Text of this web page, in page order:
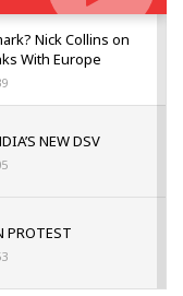
Nick Collins on
With Europe
NEW DSV
PROTEST